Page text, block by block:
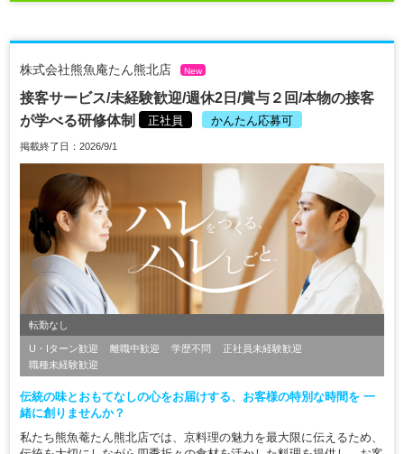
株式会社熊魚庵たん熊北店 New
接客サービス/未経験歓迎/週休2日/賞与２回/本物の接客
が学べる研修体制
正社員 かんたん応募可
掲載終了日：2026/9/1
転勤なし
U・Iターン歓迎 離職中歓迎 学歴不問
正社員未経験歓迎
職種未経験歓迎
伝統の味とおもてなしの心をお届けする、お客様の特別な時間を 一
緒に創りませんか？
私たち熊魚菴たん熊北店では、京料理の魅力を最大限に伝えるため、